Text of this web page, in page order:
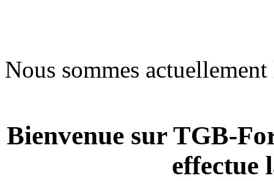
Nous sommes
Bienvenue sur TGB-